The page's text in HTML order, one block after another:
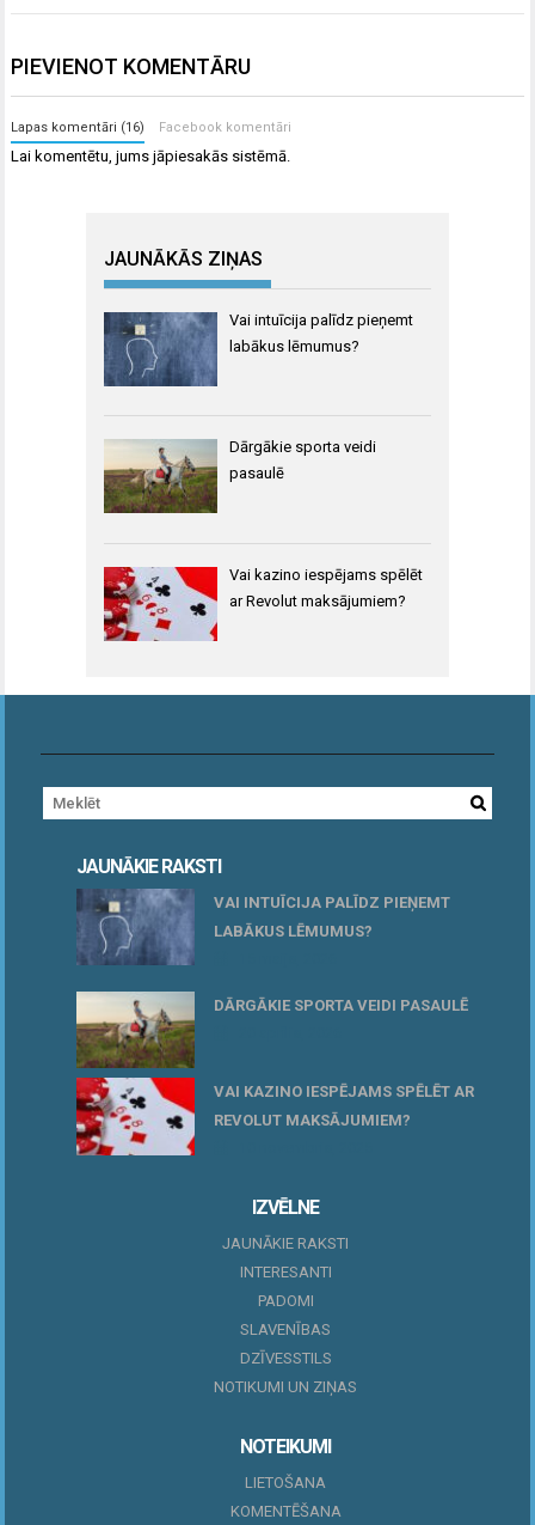
PIEVIENOT KOMENTĀRU
Lapas komentāri (16) Facebook komentāri
Lai komentētu, jumsjāpiesakās sistēmā.
JAUNĀKĀS ZIŅAS
Vai intuīcija palīdz pieņemt
labākus lēmumus?
Dārgākie sporta veidi
pasaulē
Vai kazino iespējams spēlēt
ar Revolut maksājumiem?
JAUNĀKIE RAKSTI
VAI INTUĪCIJA PALĪDZ PIEŅEMT
LABĀKUS LĒMUMUS?
DĀRGĀKIE SPORTA VEIDI PASAULĒ
VAI KAZINO IESPĒJAMS SPĒLĒT AR
REVOLUT MAKSĀJUMIEM?
IZVĒLNE
JAUNĀKIE RAKSTI
INTERESANTI
PADOMI
SLAVENĪBAS
DZĪVESSTILS
NOTIKUMI UN ZIŅAS
NOTEIKUMI
LIETOŠANA
KOMENTĒŠANA